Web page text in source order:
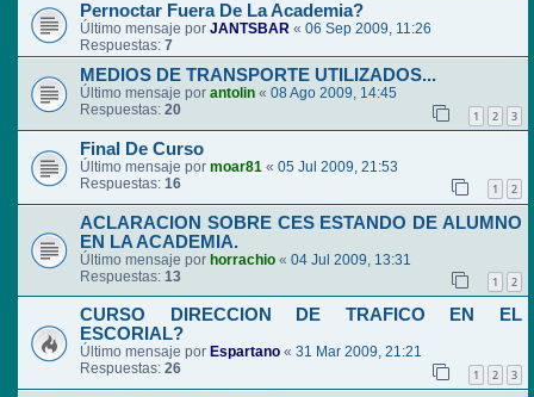
Pernoctar Fuera De La Academia?
Último mensaje por JANTSBAR « 06 Sep 2009, 11:26
Respuestas: 7
MEDIOS DE TRANSPORTE UTILIZADOS...
Último mensaje por antolin « 08 Ago 2009, 14:45
Respuestas: 20 1 2 3
Final De Curso
Último mensaje por moar81 « 05 Jul 2009, 21:53
Respuestas: 16 1 2
ACLARACION SOBRE CES ESTANDO DE ALUMNO
EN LA ACADEMIA.
Último mensaje por horrachio « 04 Jul 2009, 13:31
Respuestas: 13 1 2
CURSO DIRECCION DE TRAFICO EN EL
ESCORIAL?
Último mensaje por Espartano « 31 Mar 2009, 21:21
Respuestas: 26 1 2 3